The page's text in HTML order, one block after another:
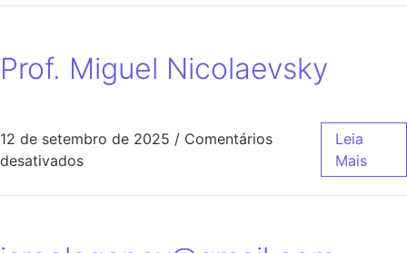
Prof. Miguel Nicolaevsky
12 de setembro de 2025 / Comentários
desativados
Leia
Mais